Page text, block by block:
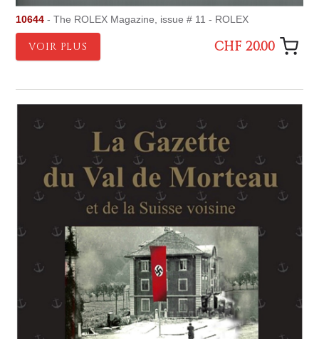
10644 - The ROLEX Magazine, issue # 11 - ROLEX
VOIR PLUS CHF 20.00